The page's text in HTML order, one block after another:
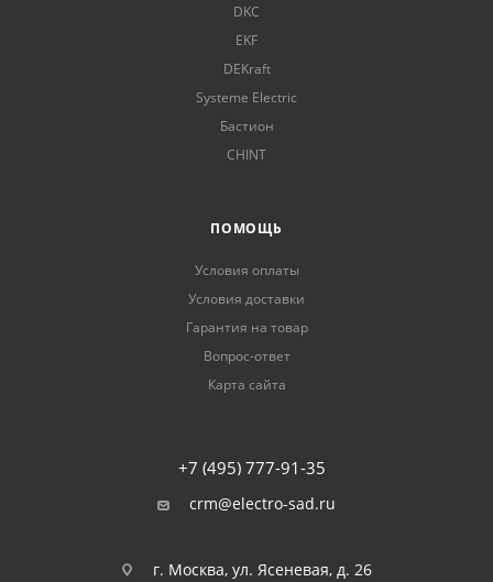
DKC
EKF
DEKraft
Systeme Electric
Бастион
CHINT
ПОМОЩЬ
Условия оплаты
Условия доставки
Гарантия на товар
Вопрос-ответ
Карта сайта
+7 (495) 777-91-35
crm@electro-sad.ru
г. Москва, ул. Ясеневая, д. 26